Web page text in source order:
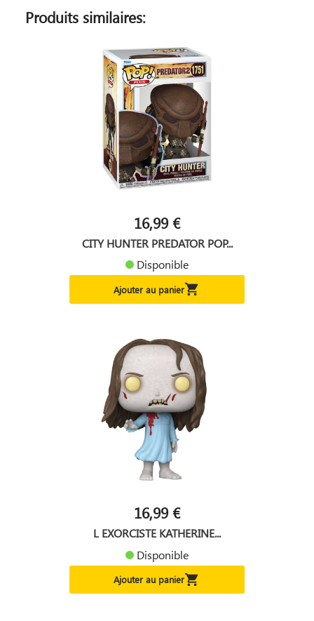
Produits similaires:
16,99 €
CITY HUNTER PREDATOR POP...
Disponible
Ajouter au panier
16,99 €
L EXORCISTE KATHERINE...
Disponible
Ajouter au panier